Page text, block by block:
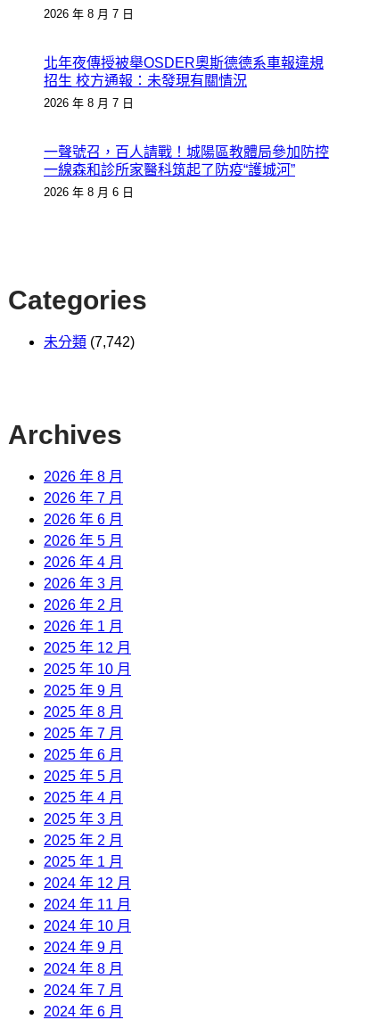
2026 年 8 月 7 日
北年夜傳授被舉OSDER奧斯德德系車報違規
招生 校方通報：未發現有關情況
2026 年 8 月 7 日
一聲號召，百人請戰！城陽區教體局參加防控
一線森和診所家醫科筑起了防疫“護城河”
2026 年 8 月 6 日
Categories
未分類 (7,742)
Archives
2026 年 8 月
2026 年 7 月
2026 年 6 月
2026 年 5 月
2026 年 4 月
2026 年 3 月
2026 年 2 月
2026 年 1 月
2025 年 12 月
2025 年 10 月
2025 年 9 月
2025 年 8 月
2025 年 7 月
2025 年 6 月
2025 年 5 月
2025 年 4 月
2025 年 3 月
2025 年 2 月
2025 年 1 月
2024 年 12 月
2024 年 11 月
2024 年 10 月
2024 年 9 月
2024 年 8 月
2024 年 7 月
2024 年 6 月